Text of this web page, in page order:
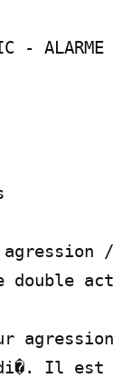
- ALARME
agression
double
Il est